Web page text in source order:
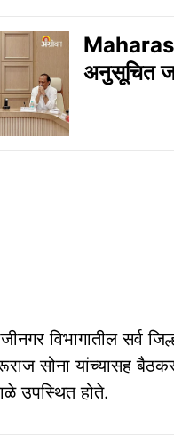
अनुसूचित
विभागातील सर्व
सोना यांच्यासह
उपस्थित होते.